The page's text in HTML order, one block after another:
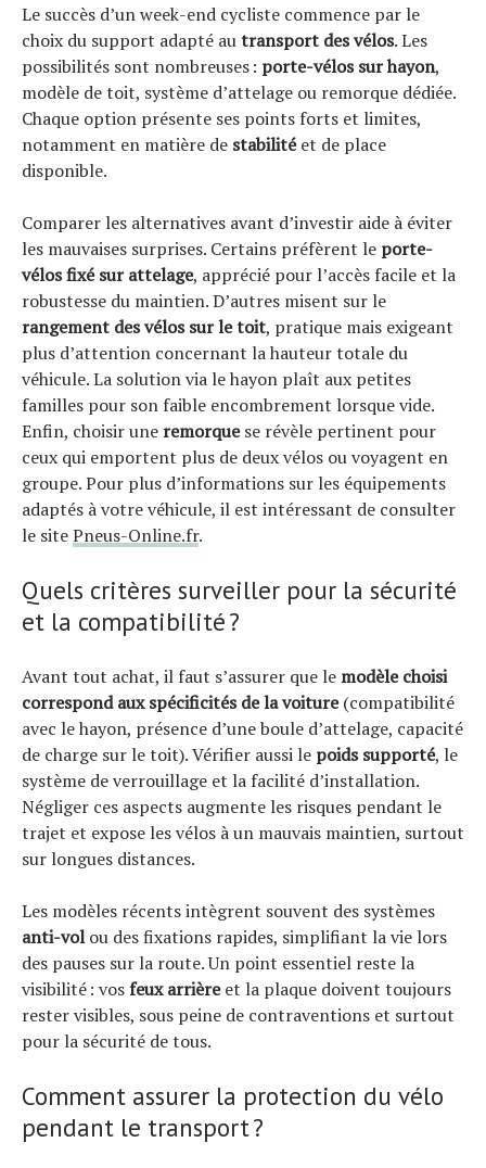
Le succès d’un week-end cycliste commence par le
choix du support adapté autransport des vélos. Les
possibilités sont nombreuses : porte-vélos sur hayon,
modèle de toit, système d’attelage ou remorque dédiée.
Chaque option présente ses points forts et limites,
notamment en matière de stabilitéet de place
disponible.
Comparer les alternatives avant d’investir aide à éviter
les mauvaises surprises. Certains préfèrent le porte-
vélos fixé sur attelage, apprécié pour l’accès facile et la
robustesse du maintien. D’autres misent sur le
rangement des vélos sur le toit, pratique mais exigeant
plus d’attention concernant la hauteur totale du
véhicule. La solution via le hayon plaît aux petites
familles pour son faible encombrement lorsque vide.
Enfin, choisir une remorquese révèle pertinent pour
ceux qui emportent plus de deux vélos ou voyagent en
groupe. Pour plus d’informations sur les équipements
adaptés à votre véhicule, il est intéressant de consulter
le sitePneus-Online.fr.
Quels critères surveiller pour la sécurité
et la compatibilité ?
Avant tout achat, il faut s’assurer que le modèle choisi
correspond aux spécificités de la voiture(compatibilité
avec le hayon, présence d’une boule d’attelage, capacité
de charge sur le toit). Vérifier aussi le poids supporté, le
système de verrouillage et la facilité d’installation.
Négliger ces aspects augmente les risques pendant le
trajet et expose les vélos à un mauvais maintien, surtout
sur longues distances.
Les modèles récents intègrent souvent des systèmes
anti-volou des fixations rapides, simplifiant la vie lors
des pauses sur la route. Un point essentiel reste la
visibilité : vosfeux arrièreet la plaque doivent toujours
rester visibles, sous peine de contraventions et surtout
pour la sécurité de tous.
Comment assurer la protection du vélo
pendant le transport ?
Actualités
Technologies
Tests de produits
Conseils
Tous nos articles
À propos